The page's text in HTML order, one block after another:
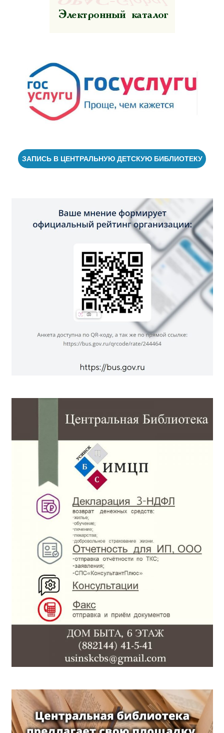
ЗАПИСЬ В ЦЕНТРАЛЬНУЮ ДЕТСКУЮ БИБЛИОТЕКУ